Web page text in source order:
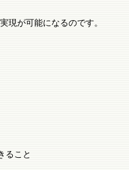
現が可能になるのです。
ること